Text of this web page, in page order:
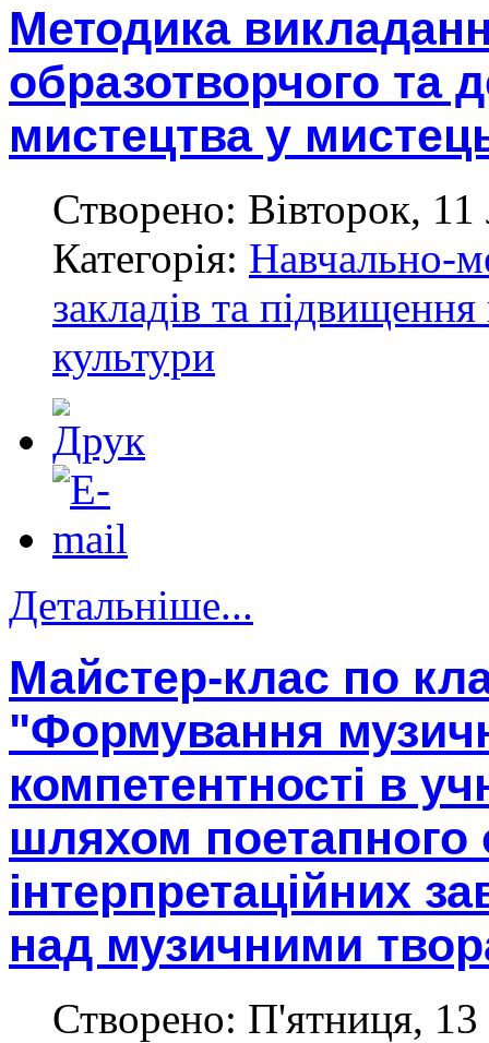
Методика
образотворчого та
мистецтва у
Створено: Вівторок,
Категорія: Навчально-
закладів та підвищення
культури
Детальніше...
Майстер-клас по
"Формування
компетентності в
шляхом
інтерпретаційних
над музичними
Створено: П'ятниця,